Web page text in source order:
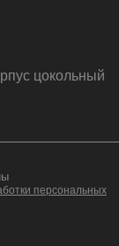
цокольный
персональных